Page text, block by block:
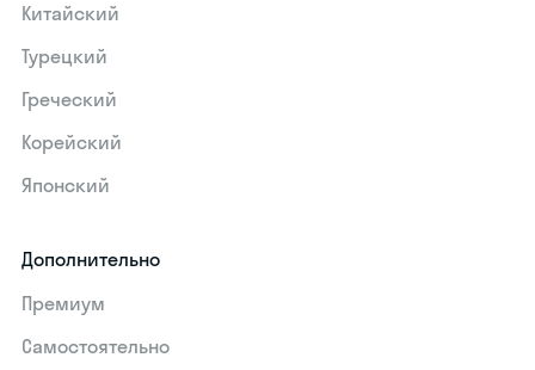
Китайский
Турецкий
Греческий
Корейский
Японский
Дополнительно
Премиум
Самостоятельно